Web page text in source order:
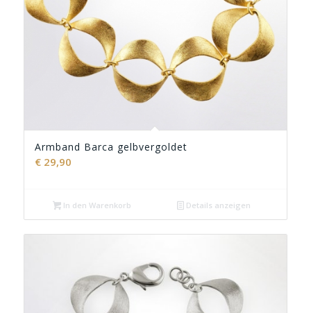
Armband Barca gelbvergoldet
€29,90
In den Warenkorb Details anzeigen